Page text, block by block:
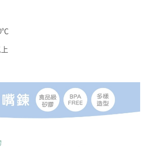
式進行付款，方視為交易完成。
當下不需立刻繳費，但若您需要取消訂單，請聯絡
同意取消之訂單仍視為有效，需透過AFTEE先享
消欲退款等相關疑問，請聯繫「AFTEE先享後付
有限公司提供之「AFTEE先享後付」服務完成之交
圍內提供個人資料，並將交易相關給付款項請求債
限公司。
，請瀏覽以下網址：
未經同意申辦者引起之損失，本公司不負相關責
含以上)免運費
含以上)免運費
含以上)免運費